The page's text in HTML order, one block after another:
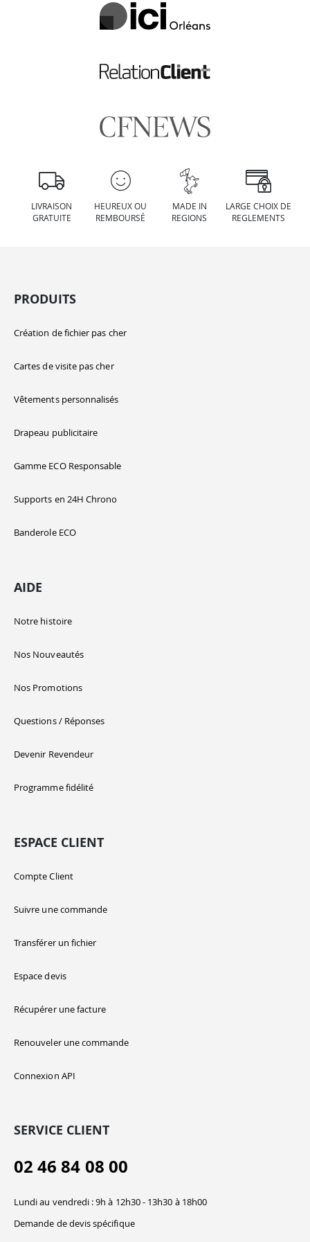
LIVRAISON
GRATUITE
HEUREUX OU
REMBOURSÉ
MADE IN
REGIONS
LARGE CHOIX DE
REGLEMENTS
PRODUITS
Création de fichier pas cher
Cartes de visite pas cher
Vêtements personnalisés
Drapeau publicitaire
Gamme ECO Responsable
Supports en 24H Chrono
Banderole ECO
AIDE
Notre histoire
Nos Nouveautés
Nos Promotions
Questions / Réponses
Devenir Revendeur
Programme fidélité
ESPACE CLIENT
Compte Client
Suivre une commande
Transférer un fichier
Espace devis
Récupérer une facture
Renouveler une commande
Connexion API
SERVICE CLIENT
02 46 84 08 00
Lundi au vendredi : 9h à 12h30 - 13h30 à 18h00
Demande de devis spécifique